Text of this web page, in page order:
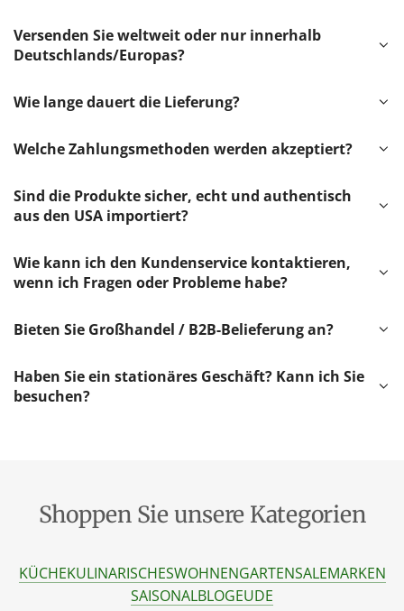
Versenden Sie weltweit oder nur innerhalb
Deutschlands/Europas?
Wie lange dauert die Lieferung?
Welche Zahlungsmethoden werden akzeptiert?
Sind die Produkte sicher, echt und authentisch
aus den USA importiert?
Wie kann ich den Kundenservice kontaktieren,
wenn ich Fragen oder Probleme habe?
Bieten Sie Großhandel / B2B-Belieferung an?
Haben Sie ein stationäres Geschäft? Kann ich Sie
besuchen?
Shoppen Sie unsere Kategorien
KÜCHEKULINARISCHESWOHNENGARTENSALEMARKEN
SAISONALBLOGEUDE